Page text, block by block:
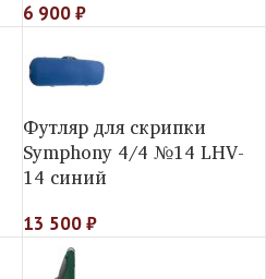
6 900₽
Футляр для скрипки
Symphony 4/4 №14 LHV-
14 синий
13 500₽